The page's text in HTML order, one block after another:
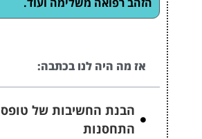
אז מה היה לנו בכתבה:
הבנת החשיבות של טופס
התחסנות